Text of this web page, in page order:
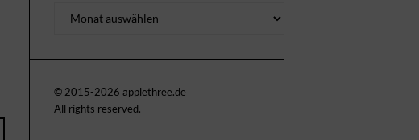
© 2015-2026 applethree.de
All rights reserved.